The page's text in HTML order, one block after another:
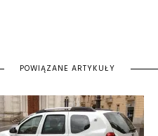
POWIĄZANE ARTYKUŁY